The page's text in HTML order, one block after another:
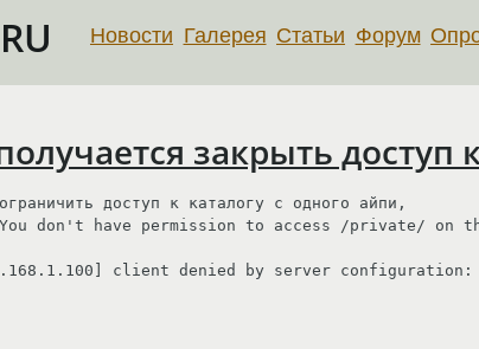
Новости Галерея Статьи Форум
закрыть доступ
доступ к каталогу с одного айпи,
You don't have permission to access /private/ on
client denied by server